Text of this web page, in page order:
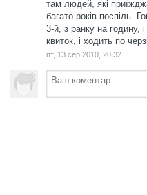
там людей, які
багато років поспіль.
3-й, з ранку на годину,
квиток, і ходить по
пт, 13 сер 2010, 20:32